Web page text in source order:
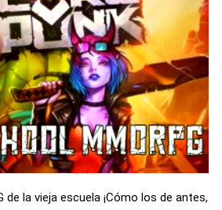
de la vieja escuela ¡Cómo los de antes,